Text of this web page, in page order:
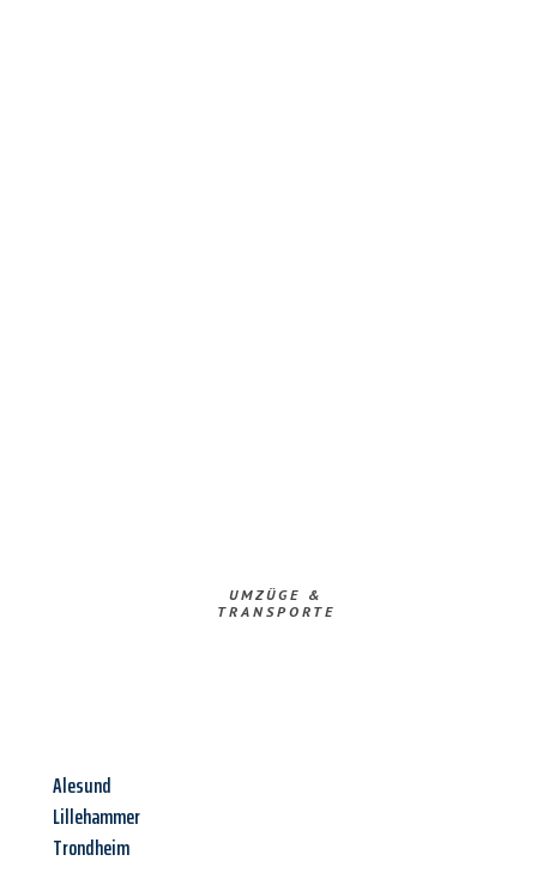
UMZÜGE &
TRANSPORTE
Alesund
Lillehammer
Trondheim